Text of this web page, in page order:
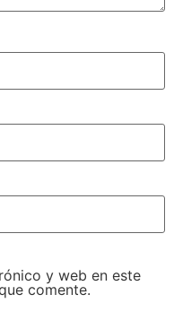
y web en este
comente.